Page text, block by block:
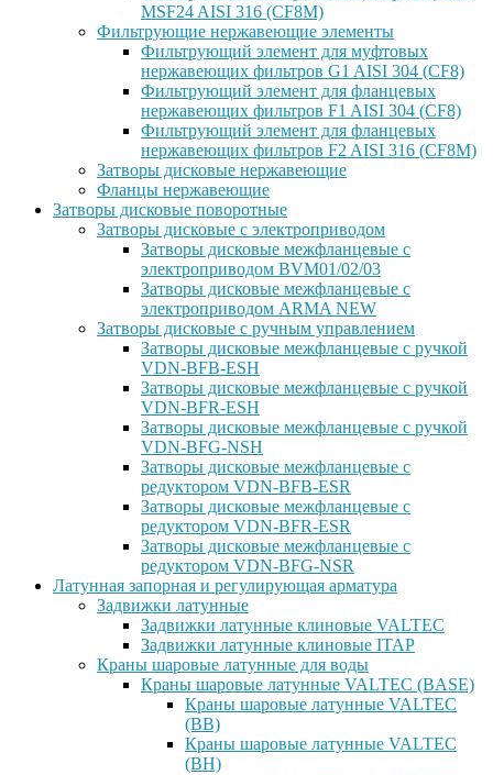
MSF24 AISI 316 (CF8M)
Фильтрующие нержавеющие элементы
Фильтрующий элемент для муфтовых
нержавеющих фильтров G1 AISI 304 (CF8)
Фильтрующий элемент для фланцевых
нержавеющих фильтров F1 AISI 304 (CF8)
Фильтрующий элемент для фланцевых
нержавеющих фильтров F2 AISI 316 (CF8M)
Затворы дисковые нержавеющие
Фланцы нержавеющие
Затворы дисковые поворотные
Затворы дисковые с электроприводом
Затворы дисковые межфланцевые с
электроприводом BVM01/02/03
Затворы дисковые межфланцевые с
электроприводом ARMA NEW
Затворы дисковые с ручным управлением
Затворы дисковые межфланцевые с ручкой
VDN-BFB-ESH
Затворы дисковые межфланцевые с ручкой
VDN-BFR-ESH
Затворы дисковые межфланцевые с ручкой
VDN-BFG-NSH
Затворы дисковые межфланцевые с
редуктором VDN-BFB-ESR
Затворы дисковые межфланцевые с
редуктором VDN-BFR-ESR
Затворы дисковые межфланцевые с
редуктором VDN-BFG-NSR
Латунная запорная и регулирующая арматура
Задвижки латунные
Задвижки латунные клиновые VALTEC
Задвижки латунные клиновые ITAP
Краны шаровые латунные для воды
Краны шаровые латунные VALTEC (BASE)
Краны шаровые латунные VALTEC
(ВВ)
Краны шаровые латунные VALTEC
(ВН)